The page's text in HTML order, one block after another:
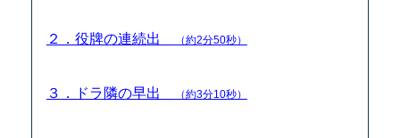
２．役牌の連続出 （約2分50秒）
３．ドラ隣の早出 （約3分10秒）